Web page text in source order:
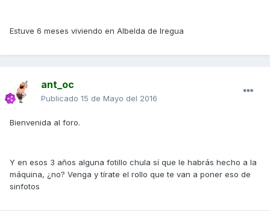
Estuve 6 meses viviendo en Albelda de Iregua
ant_oc
Publicado 15 de Mayo del 2016
Bienvenida al foro.
Y en esos 3 años alguna fotillo chula sí que le habrás hecho a la
máquina, ¿no? Venga y tírate el rollo que te van a poner eso de
sinfotos